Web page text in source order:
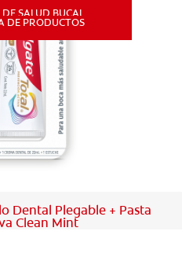
CHEQUEO DE SALUD BUCAL
DE PRODUCTOS
SALUD BUCAL
DE PRODUCTOS
Dental Plegable + Pasta
Clean Mint